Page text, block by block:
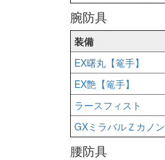
腕防具
装備
EX曙丸【篭手】
EX艶【篭手】
ラースフィスト
GXミラバルＺカノン
腰防具